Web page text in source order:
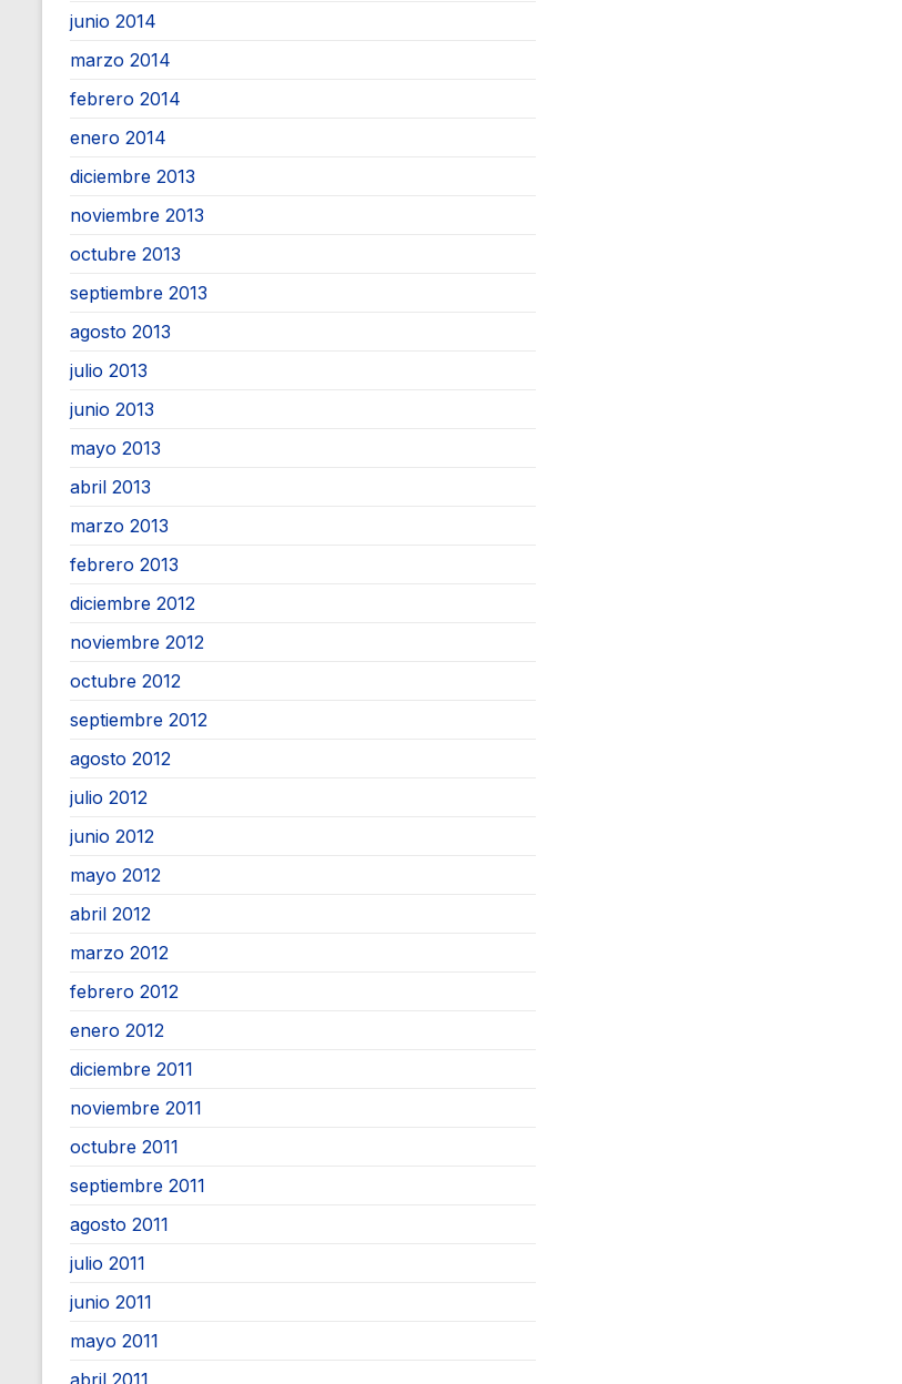
junio 2014
marzo 2014
febrero 2014
enero 2014
diciembre 2013
noviembre 2013
octubre 2013
septiembre 2013
agosto 2013
julio 2013
junio 2013
mayo 2013
abril 2013
marzo 2013
febrero 2013
diciembre 2012
noviembre 2012
octubre 2012
septiembre 2012
agosto 2012
julio 2012
junio 2012
mayo 2012
abril 2012
marzo 2012
febrero 2012
enero 2012
diciembre 2011
noviembre 2011
octubre 2011
septiembre 2011
agosto 2011
julio 2011
junio 2011
mayo 2011
abril 2011